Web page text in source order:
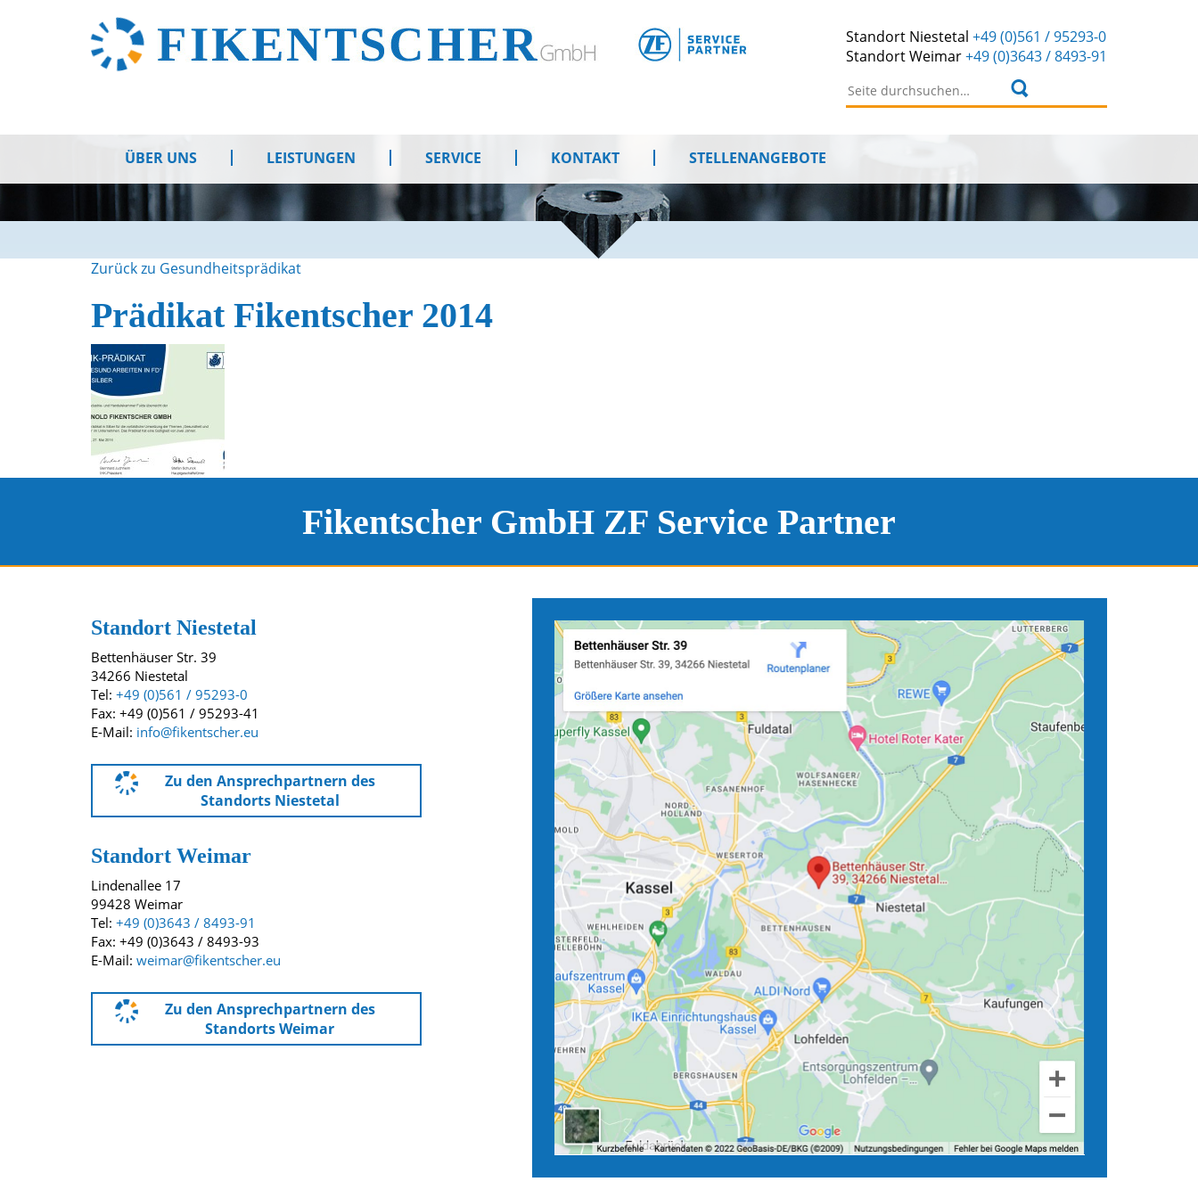
Standort Niestetal +49 (0)561 / 95293-0
StandortWeimar+49 (0)3643 / 8493-91
Suchen nach:
ÜBER UNS LEISTUNGEN SERVICE KONTAKT STELLENANGEBOTE
Zurück zu Gesundheitsprädikat
Prädikat Fikentscher 2014
Fikentscher GmbH ZF Service Partner
Standort Niestetal
Bettenhäuser Str. 39
34266 Niestetal
Tel: +49 (0)561 / 95293-0
Fax: +49 (0)561 / 95293-41
E-Mail: info@fikentscher.eu
Zu den Ansprechpartnern des
Standorts Niestetal
Standort Weimar
Lindenallee 17
99428 Weimar
Tel: +49 (0)3643 / 8493-91
Fax: +49 (0)3643 / 8493-93
E-Mail: weimar@fikentscher.eu
Zu den Ansprechpartnern des
Standorts Weimar